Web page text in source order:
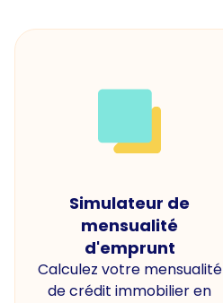
Simulateur de
mensualité
d'emprunt
Calculez votre mensualité
de crédit immobilier en